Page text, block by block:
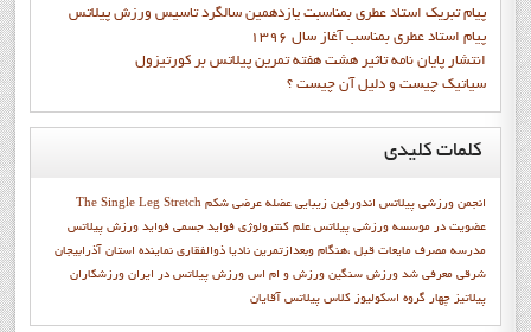
پيام تبريک استاد عطري بمناسبت يازدهمين سالگرد تاسيس ورزش پيلاتس
پيام استاد عطري بمناسب آغاز سال 1396
انتشار پايان نامه تاثیر هشت هفته تمرین پیلاتس بر کورتیزول
سیاتیک چیست و دلیل آن چیست ؟
کلماتکلیدی
The Single Leg Stretch انجمن ورزشي پيلاتس اندورفین زیبایی عضله عرضی شکم
عضويت در موسسه ورزشي پيلاتس علم کنترولوژي فواید جسمی فواید ورزش پیلاتس
مدرسه مصرف مایعات قبل ،هنگام وبعدازتمرین ناديا ذوالفقاري نماينده استان آذرابيجان
شرقي معرفي شد ورزش سنگین ورزش و ام اس ورزش پیلاتس در ایران ورزشکاران
پيلاتيز چهار گروه اسکولیوز کلاس پیلاتس آقایان